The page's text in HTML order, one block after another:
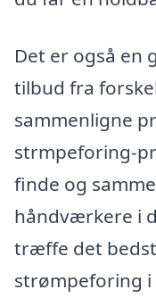
Det er også en
tilbud fra
sammenligne
strmpeforing-
finde og
håndværkere i
træffe det
strømpeforing i